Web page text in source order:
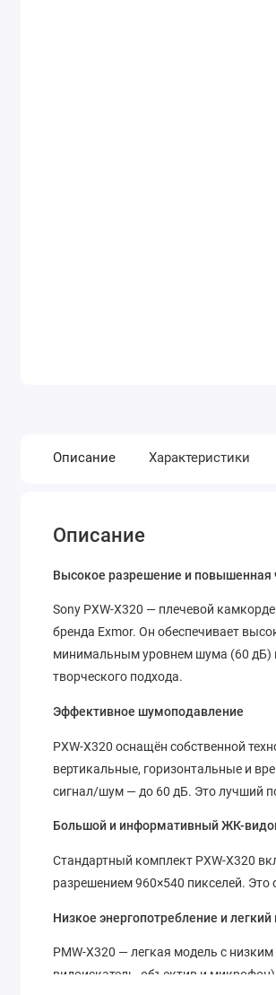
Описание Характеристики
Описание
Высокое разрешение и повышенная
Sony PXW-X320 — плечевой
бренда Exmor. Он обеспечивает
минимальным уровнем шума (60 дБ)
творческого подхода.
Эффективное шумоподавление
PXW-X320 оснащён собственной
вертикальные, горизонтальные и
сигнал/шум — до 60 дБ. Это лучший
Большой и информативный ЖК-
Стандартный комплект PXW-X320
разрешением 960×540 пикселей.
Низкое энергопотребление и легкий
PMW-X320 — легкая модель с
видоискатель, объектив и